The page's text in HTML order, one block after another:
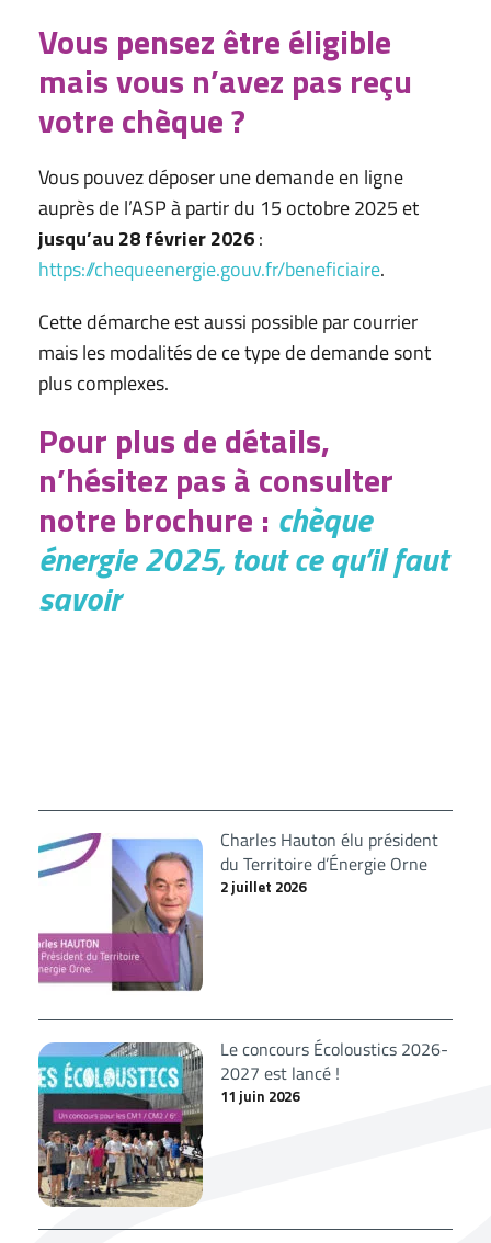
Vous pensez être éligible
mais vous n’avez pas reçu
votre chèque ?
Vous pouvez déposer une demande en ligne
auprès de l’ASP à partir du 15 octobre 2025 et
jusqu’au 28 février 2026:
https://chequeenergie.gouv.fr/beneficiaire.
Cette démarche est aussi possible par courrier
mais les modalités de ce type de demande sont
plus complexes.
Pour plus de détails,
n’hésitez pas à consulter
notre brochure : chèque
énergie 2025, tout ce qu’il faut
savoir
Charles Hauton élu président
du Territoire d’Énergie Orne
2 juillet 2026
Le concours Écoloustics 2026-
2027 est lancé !
11 juin 2026